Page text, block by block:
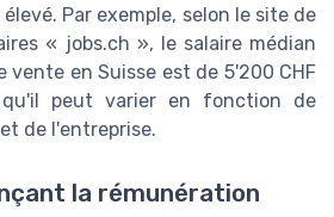
Par exemple, selon le site de
« jobs.ch », le salaire médian
vente en Suisse est de 5'200 CHF
peut varier en fonction de
de l'entreprise.
la rémunération